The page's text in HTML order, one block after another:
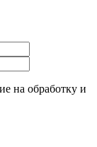
на обработку и